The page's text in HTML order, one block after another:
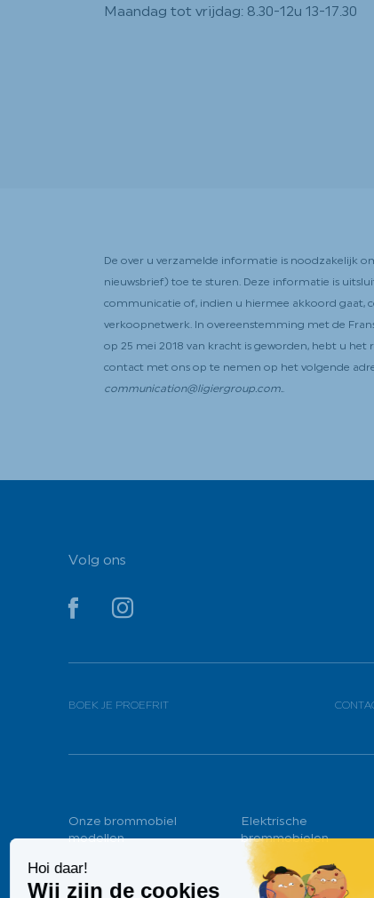
Maandag tot vrijdag: 8.30-12u 13-17.30
De over u verzamelde informatie is noodzakelijk
nieuwsbrief) toe te sturen. Deze informatie is
communicatie of, indien u hiermee akkoord gaat,
verkoopnetwerk. In overeenstemming met de
op 25 mei 2018 van kracht is geworden, hebt u
contact met ons op te nemen op het volgende
communication@ligiergroup.com..
Volg ons
YouTube
BOEK JE PROEFRIT
Onze brommobiel
modellen
Elektrische
brommobielen